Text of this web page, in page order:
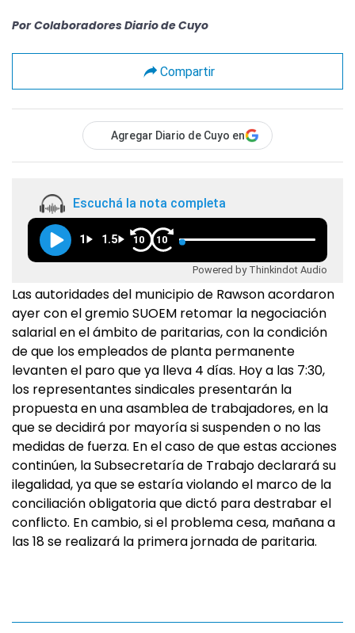
Por Colaboradores Diario de Cuyo
Compartir
Agregar Diario de Cuyo en
Escuchá la nota completa
1 1.5 10 10
Powered by Thinkindot Audio
Las autoridades del municipio de Rawson acordaron
ayer con el gremio SUOEM retomar la negociación
salarial en el ámbito de paritarias, con la condición
de que los empleados de planta permanente
levanten el paro que ya lleva 4 días. Hoy a las 7:30,
los representantes sindicales presentarán la
propuesta en una asamblea de trabajadores, en la
que se decidirá por mayoría si suspenden o no las
medidas de fuerza. En el caso de que estas acciones
continúen, la Subsecretaría de Trabajo declarará su
ilegalidad, ya que se estaría violando el marco de la
conciliación obligatoria que dictó para destrabar el
conflicto. En cambio, si el problema cesa, mañana a
las 18 se realizará la primera jornada de paritaria.